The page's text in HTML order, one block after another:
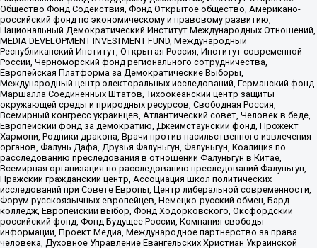
Общество Фонд Содействия, Фонд Открытое общество, Американо-
российский фонд по экономическому и правовому развитию,
Национальный Демократический Институт Международных Отношений,
MEDIA DEVELOPMENT INVESTMENT FUND, Международный
Республиканский Институт, Открытая Россия, Институт современной
России, Черноморский фонд регионального сотрудничества,
Европейская Платформа за Демократические Выборы,
Международный центр электоральных исследований, Германский фонд
Маршалла Соединенных Штатов, Тихоокеанский центр защиты
окружающей среды и природных ресурсов, Свободная Россия,
Всемирный конгресс украинцев, Атлантический совет, Человек в беде,
Европейский фонд за демократию, Джеймстаунский фонд, Прожект
Хармони, Родники дракона, Врачи против насильственного извлечения
органов, Фалунь Дафа, Друзья Фалуньгун, Фалуньгун, Коалиция по
расследованию преследования в отношении Фалуньгун в Китае,
Всемирная организация по расследованию преследований Фалуньгун,
Пражский гражданский центр, Ассоциация школ политических
исследований при Совете Европы, Центр либеральной современности,
Форум русскоязычных европейцев, Немецко-русский обмен, Бард
колледж, Европейский выбор, Фонд Ходорковского, Оксфордский
российский фонд, Фонд Будущее России, Компания свободы
информации, Проект Медиа, Международное партнерство за права
человека, Духовное Управление Евангельских Христиан Украинской